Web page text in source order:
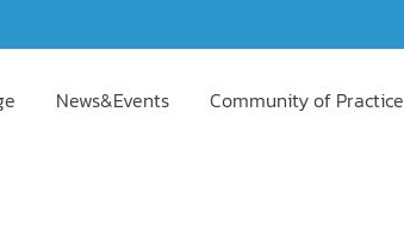
News&Events Community of Practice